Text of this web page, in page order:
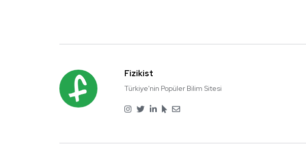
Fizikist
Türkiye'nin Popüler Bilim Sitesi